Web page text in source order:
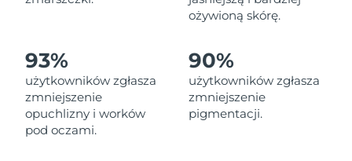
ożywioną skórę.
93%
użytkowników zgłasza
zmniejszenie
opuchlizny i worków
pod oczami.
90%
użytkowników zgłasza
zmniejszenie
pigmentacji.
Oczekiwany czas dostawy
Litwa
Oczekiwany czas dostawy
Luksemburg
Oczekiwany czas dostawy